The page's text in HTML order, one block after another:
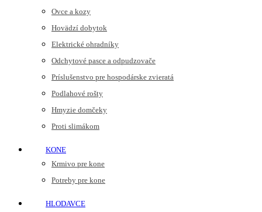
Ovce a kozy
Hovädzí dobytok
Elektrické ohradníky
Odchytové pasce a odpudzovače
Príslušenstvo pre hospodárske zvieratá
Podlahové rošty
Hmyzie domčeky
Proti slimákom
KONE
Krmivo pre kone
Potreby pre kone
HLODAVCE